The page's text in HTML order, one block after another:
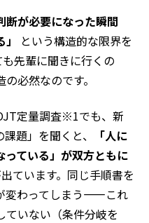
断が必要になった瞬間
という構造的な限界を
先輩に聞きに行くの
必然なのです。
定量調査※1でも、新
題」を聞くと、
「人に
っている」が双方ともに
ています。同じ手順書を
変わってしまう——これ
ていない（条件分岐を